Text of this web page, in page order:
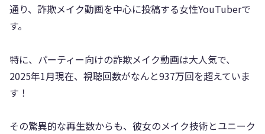
通り、詐欺メイク動画を中心に投稿する女性YouTuberで
す。
特に、パーティー向けの詐欺メイク動画は大人気で、
2025年1月現在、視聴回数がなんと937万回を超えていま
す！
その驚異的な再生数からも、彼女のメイク技術とユニーク